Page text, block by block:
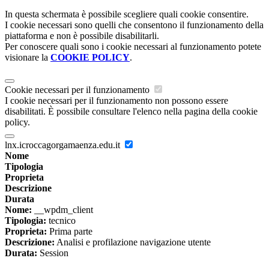
In questa schermata è possibile scegliere quali cookie consentire.
I cookie necessari sono quelli che consentono il funzionamento della
piattaforma e non è possibile disabilitarli.
Per conoscere quali sono i cookie necessari al funzionamento potete
visionare la COOKIE POLICY.
Cookie necessari per il funzionamento
I cookie necessari per il funzionamento non possono essere
disabilitati. È possibile consultare l'elenco nella pagina della cookie
policy.
lnx.icroccagorgamaenza.edu.it
Nome
Tipologia
Proprieta
Descrizione
Durata
Nome: __wpdm_client
Tipologia: tecnico
Proprieta: Prima parte
Descrizione: Analisi e profilazione navigazione utente
Durata: Session